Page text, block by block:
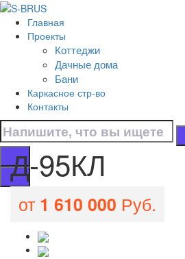
Перейти к контенту
Главная
Проекты
Коттеджи
Дачные дома
Бани
Каркасное стр-во
Контакты
Д-95КЛ
Все проекты домов
Д-95КЛ
Д-95КЛ
от 1 610 000 Руб.